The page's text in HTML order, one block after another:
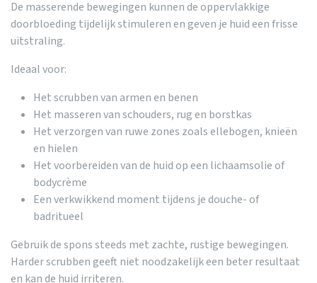
De masserende bewegingen kunnen de oppervlakkige
doorbloeding tijdelijk stimuleren en geven je huid een frisse
uitstraling.
Ideaal voor:
Het scrubben van armen en benen
Het masseren van schouders, rug en borstkas
Het verzorgen van ruwe zones zoals ellebogen, knieën
en hielen
Het voorbereiden van de huid op een lichaamsolie of
bodycrème
Een verkwikkend moment tijdens je douche- of
badritueel
Gebruik de spons steeds met zachte, rustige bewegingen.
Harder scrubben geeft niet noodzakelijk een beter resultaat
en kan de huid irriteren.